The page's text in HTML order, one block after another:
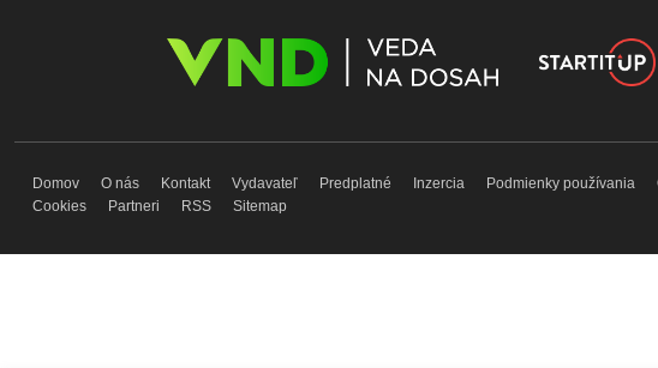
Domov O nás Kontakt Vydavateľ Predplatné Inzercia Podmienky používania
Cookies
Partneri RSS Sitemap